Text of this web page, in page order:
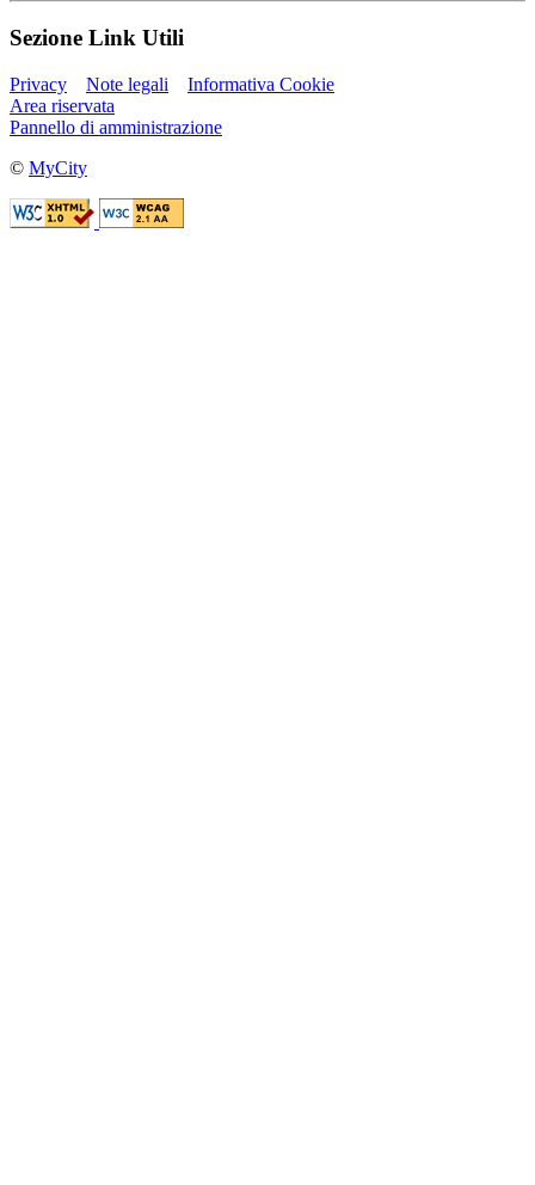
Sezione Link Utili
Privacy Note legali
Informativa Cookie
Area riservata
Pannello di amministrazione
© MyCity